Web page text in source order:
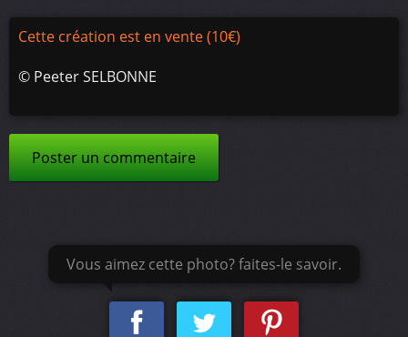
Cette création est en vente (10€)
© Peeter SELBONNE
Poster un commentaire
Vous aimez cette photo? faites-le savoir.